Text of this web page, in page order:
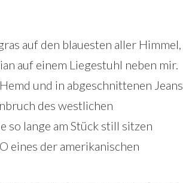
auf den blauesten aller Himmel,
auf einem Liegestuhl neben mir.
und in abgeschnittenen Jeans
des westlichen
so lange am Stück still sitzen
eines der amerikanischen